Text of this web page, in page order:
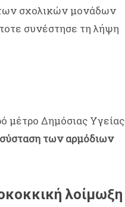
σχολικών μονάδων
συνέστησε τη λήψη
μέτρο Δημόσιας Υγείας
των αρμόδιων
λοίμωξη